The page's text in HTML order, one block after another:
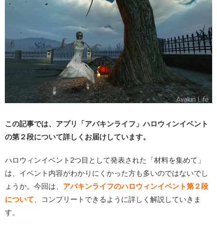
この記事では、アプリ「アバキンライフ」ハロウィンイベント
の第２段について詳しくお届けしています。
ハロウィンイベント2つ目として発表された「材料を集めて」
は、イベント内容がわかりにくかった方も多いのではないでし
ょうか。今回は、 アバキンライフのハロウィンイベント第２段
について 、コンプリートできるように詳しく解説していきま
す。